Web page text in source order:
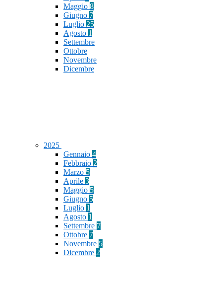
Maggio 8
Giugno 7
Luglio 25
Agosto 1
Settembre
Ottobre
Novembre
Dicembre
2025
Gennaio 4
Febbraio 2
Marzo 5
Aprile 3
Maggio 5
Giugno 5
Luglio 1
Agosto 1
Settembre 7
Ottobre 7
Novembre 5
Dicembre 2